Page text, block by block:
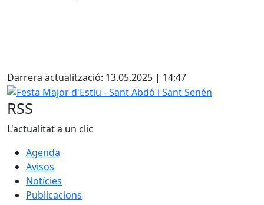
Darrera actualització: 13.05.2025 | 14:47
Festa Major d'Estiu - Sant Abdó i Sant Senén
RSS
L'actualitat a un clic
Agenda
Avisos
Notícies
Publicacions